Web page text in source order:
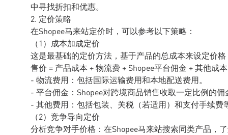
中寻找折扣和优惠。
2. 定价策略
在Shopee马来站定价时，可以参考以下策略：
（1）成本加成定价
这是最基础的定价方法，基于产品的总成本来设定价格
售价 = 产品成本 + 物流费 + Shopee平台佣金 + 其他成
- 物流费用：包括国际运输费用和本地配送费用。
- 平台佣金：Shopee对跨境商品销售收取一定比例的
- 其他费用：包括包装、关税（若适用）和支付手续费
（2）竞争导向定价
分析竞争对手价格：在Shopee马来站搜索同类产品，